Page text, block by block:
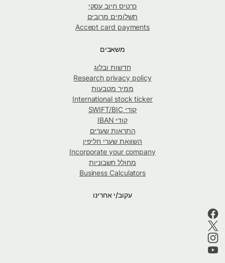
כרטיס חיוב עסקי
תשלומים מרובים
Accept card payments
משאבים
חדשות ובלוג
Research privacy policy
ממיר מטבעות
International stock ticker
קודי SWIFT/BIC
קודי IBAN
התראות שערים
השוואת שערי חליפין
Incorporate your company
מחולל חשבוניות
Business Calculators
עקוב/י אחרינו